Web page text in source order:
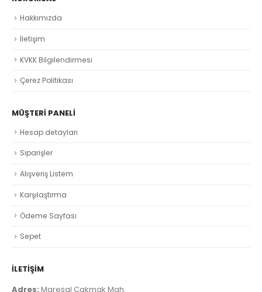
Hakkımızda
İletişim
KVKK Bilgilendirmesi
Çerez Politikası
MÜŞTERI PANELI
Hesap detayları
Siparişler
Alışveriş Listem
Karşılaştırma
Ödeme Sayfası
Sepet
İLETİŞİM
Adres: Mareşal Çakmak Mah.